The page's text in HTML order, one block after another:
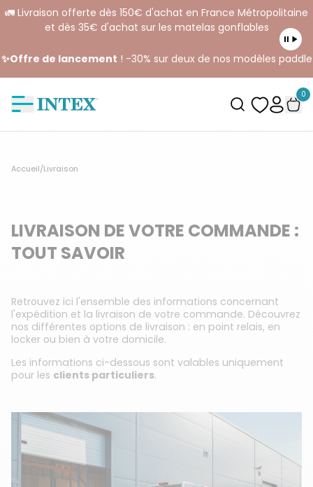
🚛 Livraison offerte dès 150€ d'achat en France Métropolitaine
et dès 35€ d'achat sur les matelas gonflables
✨Offre de lancement ! -30% sur deux de nos modèles paddle
0
Accueil/Livraison
LIVRAISON DE VOTRE COMMANDE :
TOUT SAVOIR
Retrouvez ici l'ensemble des informations concernant
l'expédition et la livraison de votre commande. Découvrez
nos différentes options de livraison : en point relais, en
locker ou bien à votre domicile.
Les informations ci-dessous sont valables uniquement
pour les clients particuliers.